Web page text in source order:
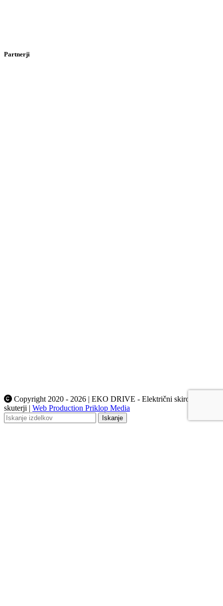
Partnerji
Copyright 2020 - 2026 | EKO DRIVE - Električni skiroji in
skuterji | Web Production Priklop Media
Iskanje